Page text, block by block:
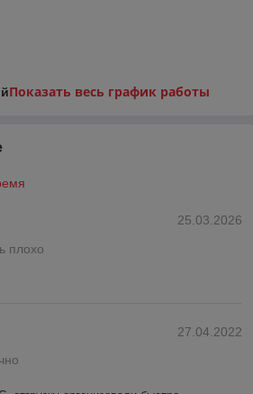
Показать весь график работы
25.03.2026
плохо
27.04.2022